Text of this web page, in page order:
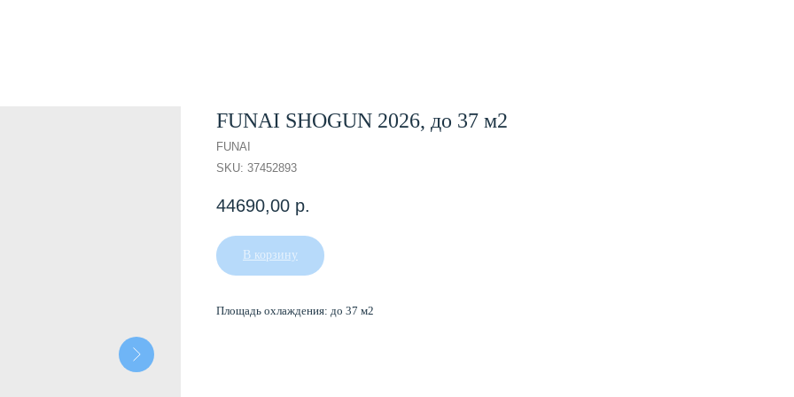
FUNAI SHOGUN 2026, до 37 м2
FUNAI
SKU: 37452893
44690,00 р.
В корзину
Площадь охлаждения: до 37 м2